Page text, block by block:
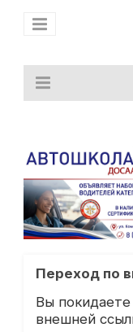
Переход по
Вы покидаете
внешней